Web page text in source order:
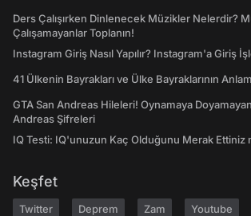
Ders Çalışırken Dinlenecek Müzikler Nelerdir?
Çalışamayanlar Toplanın!
Instagram Giriş Nasıl Yapılır? Instagram'a Giriş
41 Ülkenin Bayrakları ve Ülke Bayraklarının
GTA San Andreas Hileleri! Oynamaya
Andreas Şifreleri
IQ Testi: IQ'unuzun Kaç Olduğunu Merak Ettiniz
Keşfet
Twitter Deprem Zam Youtube